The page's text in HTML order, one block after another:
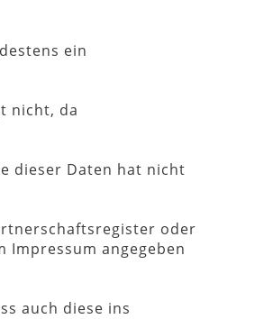
ein
nicht, da
dieser Daten hat nicht
oder
Impressum angegeben
auch diese ins